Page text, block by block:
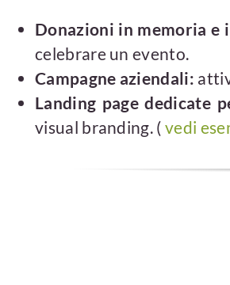
Donazioni in memoria e
celebrare un evento.
Campagne aziendali:
Landing page dedicate
visual branding. ( vedi